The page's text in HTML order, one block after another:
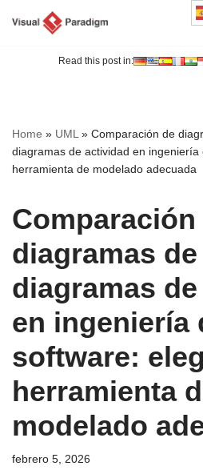
Read this post in:
Home » UML» Comparación de
diagramas de actividad en
herramienta de modelado adecuada
Comparación
diagramas
diagramas
en ingeniería
software:
herramienta
modelado
febrero 5, 2026